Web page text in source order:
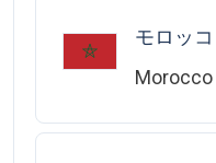
モロッコ
Morocco